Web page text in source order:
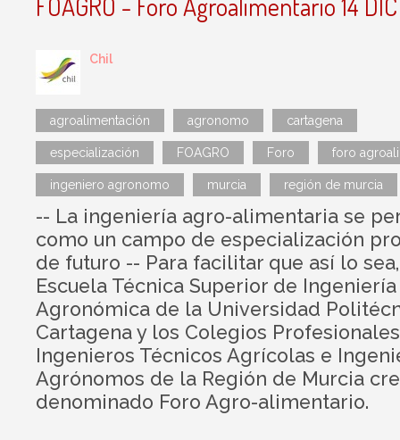
Chil
agroalimentación agronomo cartagena
especialización FOAGRO Foro foro
ingeniero agronomo murcia región de murcia
-- La ingeniería agro-alimentaria se
como un campo de especialización
de futuro -- Para facilitar que así lo
Escuela Técnica Superior de Ingeniería
Agronómica de la Universidad
Cartagena y los Colegios
Ingenieros Técnicos Agrícolas e
Agrónomos de la Región de Murcia
denominado Foro Agro-alimentario.